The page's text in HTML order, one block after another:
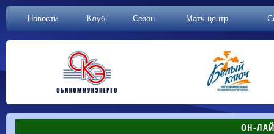
Новости Клуб Сезон Матч-центр
ОН-